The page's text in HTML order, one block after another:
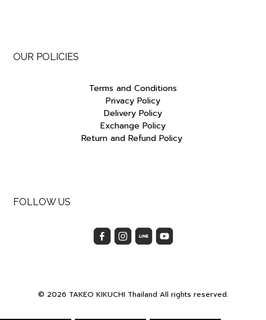
OUR POLICIES
Terms and Conditions
Privacy Policy
Delivery Policy
Exchange Policy
Return and Refund Policy
FOLLOW US
© 2026 TAKEO KIKUCHI Thailand All rights reserved.